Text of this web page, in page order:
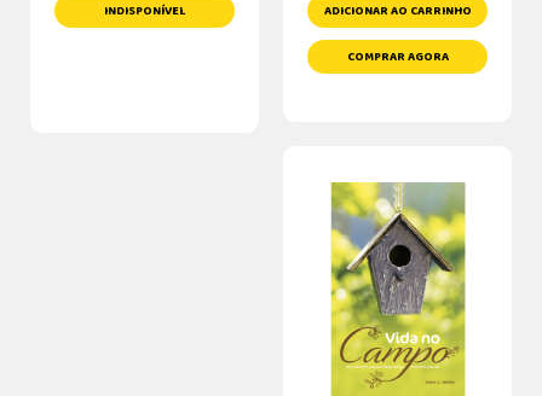
INDISPONÍVEL ADICIONAR AO CARRINHO
COMPRAR AGORA